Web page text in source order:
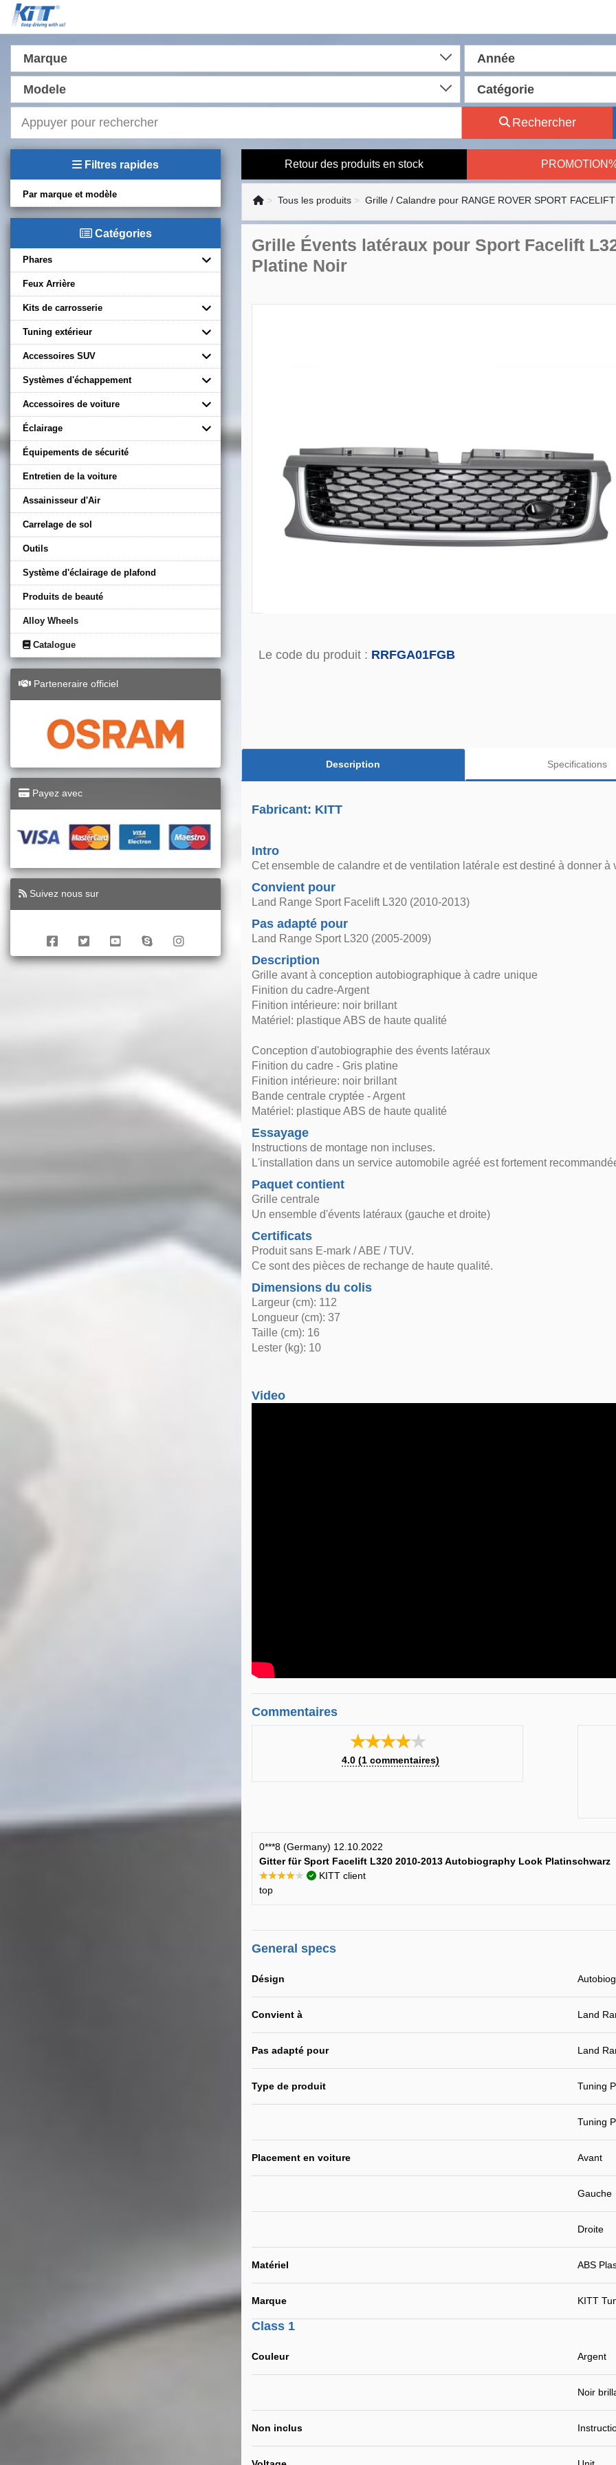
Marque Année
Modele Catégorie
Rechercher
Filtres rapides
Par marque et modèle
Catégories
Phares
Feux Arrière
Kits de carrosserie
Tuning extérieur
Accessoires SUV
Systèmes d'échappement
Accessoires de voiture
Éclairage
Équipements de sécurité
Entretien de la voiture
Assainisseur d'Air
Carrelage de sol
Outils
Système d'éclairage de plafond
Produits de beauté
Alloy Wheels
Catalogue
Parteneraire officiel
Payez avec
Suivez nous sur
Retour des produits en stock
Tous les produits Grille / Calandre pour RANGE ROVER SPORT
Grille Évents latéraux pour Sport Facelift
Platine Noir
Le code du produit : RRFGA01FGB
Description Specifications
Fabricant: KITT
Intro
Cet ensemble de calandre et de ventilation latérale est destiné à donner
Convient pour
Land Range Sport Facelift L320 (2010-2013)
Pas adapté pour
Land Range Sport L320 (2005-2009)
Description
Grille avant à conception autobiographique à cadre unique
Finition du cadre-Argent
Finition intérieure: noir brillant
Matériel: plastique ABS de haute qualité
Conception d'autobiographie des évents latéraux
Finition du cadre - Gris platine
Finition intérieure: noir brillant
Bande centrale cryptée - Argent
Matériel: plastique ABS de haute qualité
Essayage
Instructions de montage non incluses.
L'installation dans un service automobile agréé est fortement
Paquet contient
Grille centrale
Un ensemble d'évents latéraux (gauche et droite)
Certificats
Produit sans E-mark / ABE / TUV.
Ce sont des pièces de rechange de haute qualité.
Dimensions du colis
Largeur (cm): 112
Longueur (cm): 37
Taille (cm): 16
Lester (kg): 10
Video
Commentaires
★★★★★
4.0(1commentaires)
0***8 (Germany) 12.10.2022
Gitter für Sport Facelift L320 2010-2013 Autobiography Look Platinschwarz
★★★★★
KITT client
top
General specs
Désign
Convient à Land
Pas adapté pour Land
Type de produit Tuning
Tuning
Placement en voiture Avant
Gauche
Droite
Matériel ABS
Marque KITT
Class 1
Couleur Argent
Noir
Non inclus